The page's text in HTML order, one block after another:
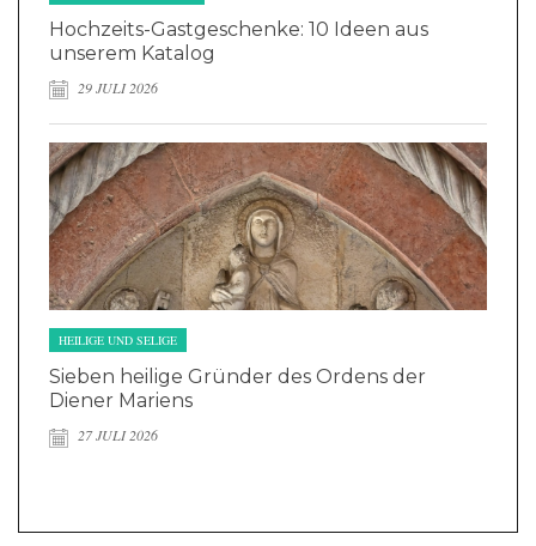
Hochzeits-Gastgeschenke: 10 Ideen aus
unserem Katalog
29 JULI 2026
HEILIGE UND SELIGE
Sieben heilige Gründer des Ordens der
Diener Mariens
27 JULI 2026